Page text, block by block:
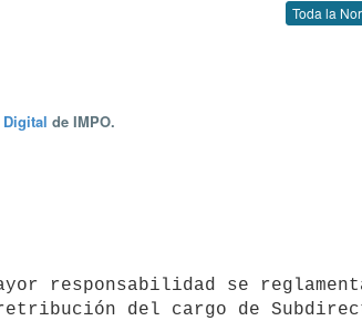
Toda la
de IMPO.
del cargo de